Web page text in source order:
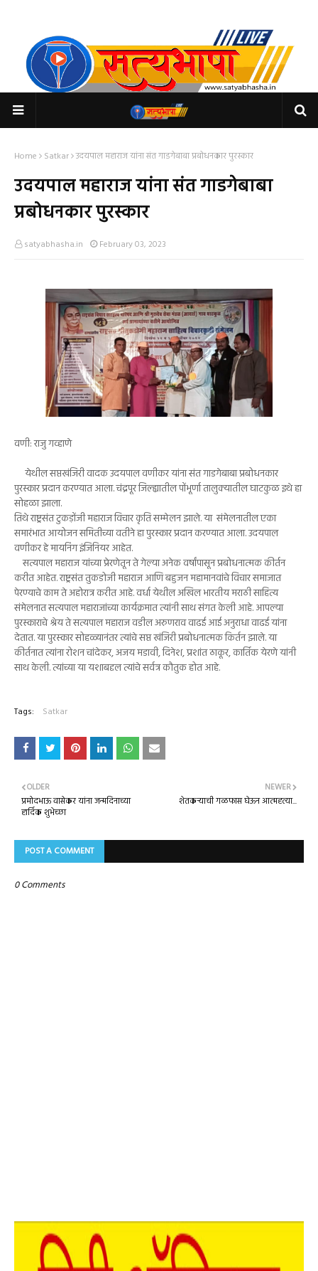
Home Satkar उदयपाल महाराज यांना संत गाडगेबाबा प्रबोधनकार पुरस्कार
उदयपाल महाराज यांना संत गाडगेबाबा
प्रबोधनकार पुरस्कार
satyabhasha.in February 03, 2023
वणी: राजु गव्हाणे
येथील सप्तखंजिरी वादक उदयपाल वणीकर यांना संत गाडगेबाबा प्रबोधनकार
पुरस्कार प्रदान करण्यात आला. चंद्रपूर जिल्ह्यातील पोंभूर्णा तालुक्यातील घाटकुळ इथे हा
सोहळा झाला.
तिथे राष्ट्रसंत टुकड़ोंजी महाराज विचार कृति सम्मेलन झाले. या संमेलनातील एका
समारंभात आयोजन समितीच्या वतीने हा पुरस्कार प्रदान करण्यात आला. उदयपाल
वणीकर हे मायनिंग इंजिनियर आहेत.
सत्यपाल महाराज यांच्या प्रेरणेतून ते गेल्या अनेक वर्षांपासून प्रबोधनात्मक कीर्तन
करीत आहेत. राष्ट्रसंत तुकडोजी महाराज आणि बहुजन महामानवांचे विचार समाजात
पेरण्याचे काम ते अहोरात्र करीत आहे. वर्धा येथील अखिल भारतीय मराठी साहित्य
संमेलनात सत्यपाल महाराजांच्या कार्यक्रमात त्यांनी साथ संगत केली आहे. आपल्या
पुरस्काराचे श्रेय ते सत्यपाल महाराज वडील अरुणराव वाढई आई अनुराधा वाढई यांना
देतात. या पुरस्कार सोहळ्यानंतर त्यांचे सप्त खंजिरी प्रबोधनात्मक किर्तन झाले. या
कीर्तनात त्यांना रोशन चांदेकर, अजय मडावी, दिनेश, प्रशांत ठाकूर, कार्तिक येरणे यांनी
साथ केली. त्यांच्या या यशाबद्दल त्यांचे सर्वत्र कौतुक होत आहे.
Tags: Satkar
NEWER
शेतकऱ्याची गळफास घेऊन आत्महत्या...
OLDER
प्रमोदभाऊ वासेकर यांना जन्मदिनाच्या
हार्दिक शुभेच्छा
POST A COMMENT
0 Comments